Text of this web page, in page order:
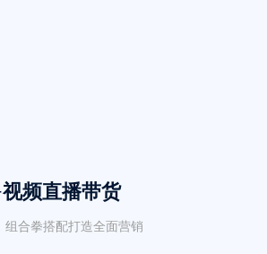
频直播带货
组合拳搭配打造全面营销